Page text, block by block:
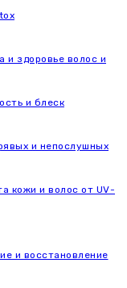
и здоровье волос и
и блеск
и непослушных
кожи и волос от UV-
и восстановление